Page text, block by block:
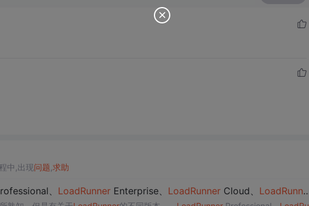
中,出现问题 求助
、 LoadRunnerEnterprise、 LoadRunnerCloud、 LoadRunner